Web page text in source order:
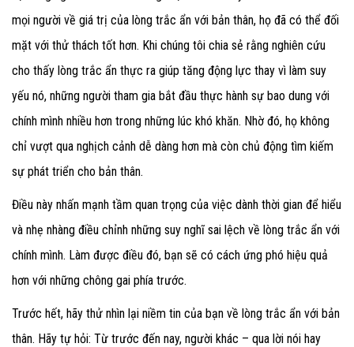
mọi người về giá trị của lòng trắc ẩn với bản thân, họ đã có thể đối
mặt với thử thách tốt hơn. Khi chúng tôi chia sẻ rằng nghiên cứu
cho thấy lòng trắc ẩn thực ra giúp tăng động lực thay vì làm suy
yếu nó, những người tham gia bắt đầu thực hành sự bao dung với
chính mình nhiều hơn trong những lúc khó khăn. Nhờ đó, họ không
chỉ vượt qua nghịch cảnh dễ dàng hơn mà còn chủ động tìm kiếm
sự phát triển cho bản thân.
Điều này nhấn mạnh tầm quan trọng của việc dành thời gian để hiểu
và nhẹ nhàng điều chỉnh những suy nghĩ sai lệch về lòng trắc ẩn với
chính mình. Làm được điều đó, bạn sẽ có cách ứng phó hiệu quả
hơn với những chông gai phía trước.
Trước hết, hãy thử nhìn lại niềm tin của bạn về lòng trắc ẩn với bản
thân. Hãy tự hỏi: Từ trước đến nay, người khác – qua lời nói hay